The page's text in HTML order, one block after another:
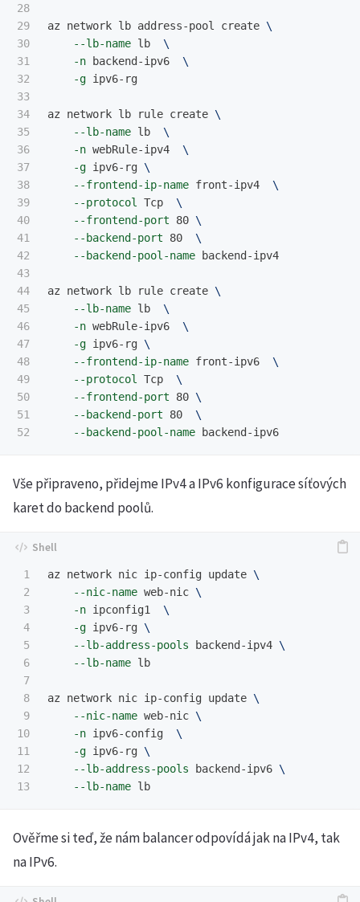
28
29
30
31
32
33
34
35
36
37
38
39
40
41
42
43
44
45
46
47
48
49
50
51
az network lb address-pool create \
--lb-name lb \
-n backend-ipv6 \
-g ipv6-rg
az network lb rule create \
--lb-name lb \
-n webRule-ipv4 \
-g ipv6-rg \
--frontend-ip-name front-ipv4 \
--protocol Tcp \
--frontend-port 80 \
--backend-port 80 \
--backend-pool-name backend-ipv4
az network lb rule create \
--lb-name lb \
-n webRule-ipv6 \
-g ipv6-rg \
--frontend-ip-name front-ipv6 \
--protocol Tcp \
--frontend-port 80 \
--backend-port 80 \
--backend-pool-name
Vše připraveno, přidejme IPv4 a IPv6 konfigurace síťových
karet do backend poolů.
1
2
3
4
5
6
7
8
9
10
11
12
az network nic ip-config update \
--nic-name web-nic \
-n ipconfig1 \
-g ipv6-rg \
--lb-address-pools backend-ipv4 \
--lb-name lb
az network nic ip-config update \
--nic-name web-nic \
-n ipv6-config \
-g ipv6-rg \
--lb-address-pools backend-ipv6 \
--lb-name
Ověřme si teď, že nám balancer odpovídá jak na IPv4, tak
na IPv6.